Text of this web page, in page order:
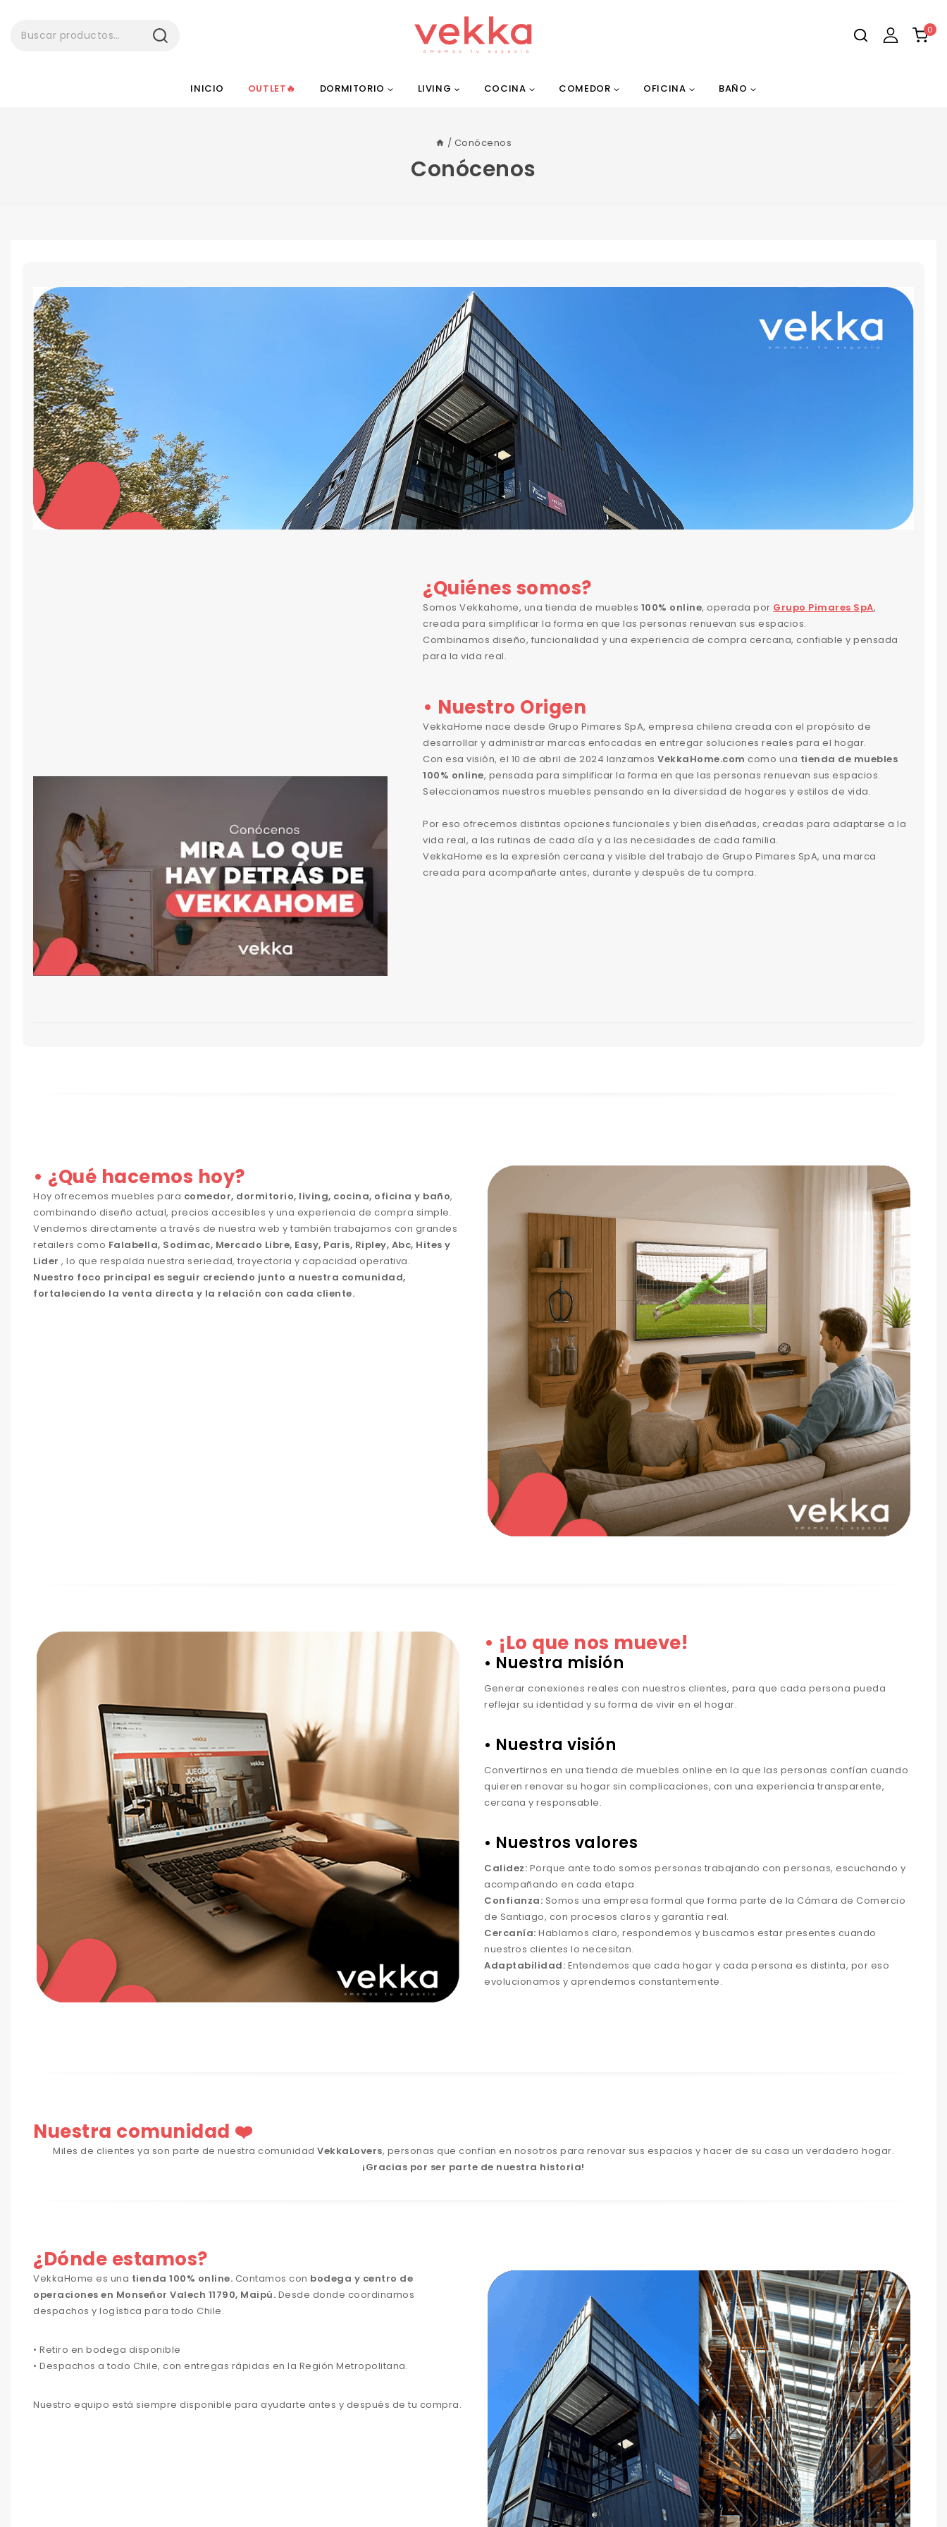
BUSCAR 0
INICIO OUTLET🔥 DORMITORIO LIVING COCINA COMEDOR OFICINA BAÑO
/ Conócenos
Conócenos
¿Quiénes somos?
Somos Vekkahome, una tienda de muebles 100% online, operada por Grupo Pimares SpA,
creada para simplificar la forma en que las personas renuevan sus espacios.
Combinamos diseño, funcionalidad y una experiencia de compra cercana, confiable y pensada
para la vida real.
• Nuestro Origen
VekkaHome nace desde Grupo Pimares SpA, empresa chilena creada con el propósito de
desarrollar y administrar marcas enfocadas en entregar soluciones reales para el hogar.
Con esa visión, el 10 de abril de 2024 lanzamosVekkaHome.com como una tienda de muebles
100% online, pensada para simplificar la forma en que las personas renuevan sus espacios.
Seleccionamos nuestros muebles pensando en la diversidad de hogares y estilos de vida.
Por eso ofrecemos distintas opciones funcionales y bien diseñadas, creadas para adaptarse a la
vida real, a las rutinas de cada día y a las necesidades de cada familia.
VekkaHome es la expresión cercana y visible del trabajo de Grupo Pimares SpA, una marca
creada para acompañarte antes, durante y después de tu compra.
• ¿Qué hacemos hoy?
Hoy ofrecemos muebles para comedor, dormitorio, living, cocina, oficina y baño,
combinando diseño actual, precios accesibles y una experiencia de compra simple.
Vendemos directamente a través de nuestra web y también trabajamos con grandes
retailers como Falabella, Sodimac, Mercado Libre, Easy, Paris, Ripley, Abc, Hites y
Lider , lo que respalda nuestra seriedad, trayectoria y capacidad operativa.
Nuestro foco principal es seguir creciendo junto a nuestra comunidad,
fortaleciendo la venta directa y la relación con cada cliente.
• ¡Lo que nos mueve!
• Nuestra misión
Generar conexiones reales con nuestros clientes, para que cada persona pueda
reflejar su identidad y su forma de vivir en el hogar.
• Nuestra visión
Convertirnos en una tienda de muebles online en la que las personas confían cuando
quieren renovar su hogar sin complicaciones, con una experiencia transparente,
cercana y responsable.
• Nuestros valores
Calidez: Porque ante todo somos personas trabajando con personas, escuchando y
acompañando en cada etapa.
Confianza: Somos una empresa formal que forma parte de la Cámara de Comercio
de Santiago, con procesos claros y garantía real.
Cercanía: Hablamos claro, respondemos y buscamos estar presentes cuando
nuestros clientes lo necesitan.
Adaptabilidad: Entendemos que cada hogar y cada persona es distinta, por eso
evolucionamos y aprendemos constantemente.
Nuestra comunidad ❤️
Miles de clientes ya son parte de nuestra comunidad VekkaLovers, personas que confían en nosotros para renovar sus espacios y hacer de su casa un verdadero hogar.
¡Gracias por ser parte de nuestra historia!
¿Dónde estamos?
VekkaHome es una tienda 100% online. Contamos con bodega y centro de
operaciones en Monseñor Valech 11790, Maipú. Desde donde coordinamos
despachos y logística para todo Chile.
• Retiro en bodega disponible
• Despachos a todo Chile, con entregas rápidas en la Región Metropolitana.
Nuestro equipo está siempre disponible para ayudarte antes y después de tu compra.